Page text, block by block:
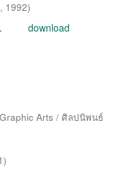
, 1992)
download
Arts / ศิลปนิพนธ์
)